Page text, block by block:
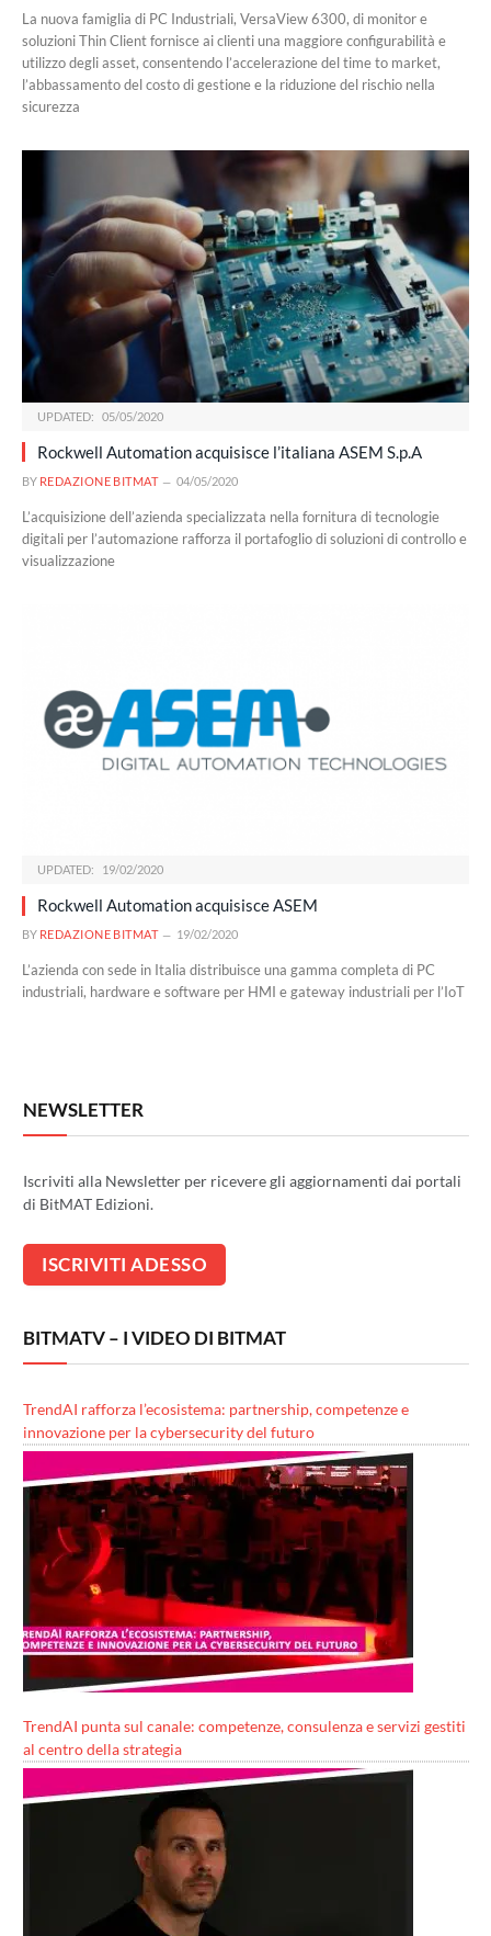
La nuova famiglia di PC Industriali, VersaView 6300, di monitor e
soluzioni Thin Client fornisce ai clienti una maggiore configurabilità e
utilizzo degli asset, consentendo l’accelerazione del time to market,
l’abbassamento del costo di gestione e la riduzione del rischio nella
sicurezza
UPDATED: 05/05/2020
Rockwell Automation acquisisce l’italiana ASEM S.p.A
BY REDAZIONE BITMAT 04/05/2020
L’acquisizione dell’azienda specializzata nella fornitura di tecnologie
digitali per l’automazione rafforza il portafoglio di soluzioni di controllo e
visualizzazione
UPDATED: 19/02/2020
Rockwell Automation acquisisce ASEM
BY REDAZIONE BITMAT 19/02/2020
L’azienda con sede in Italia distribuisce una gamma completa di PC
industriali, hardware e software per HMI e gateway industriali per l’IoT
NEWSLETTER
Iscriviti alla Newsletter per ricevere gli aggiornamenti dai portali
di BitMAT Edizioni.
BITMATV – I VIDEO DI BITMAT
TrendAI rafforza l’ecosistema: partnership, competenze e
innovazione per la cybersecurity del futuro
TrendAI punta sul canale: competenze, consulenza e servizi gestiti
al centro della strategia